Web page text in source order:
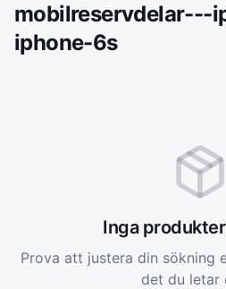
mobilreservdelar---
iphone-6s
Inga
Prova att justera din sökning
det du letar